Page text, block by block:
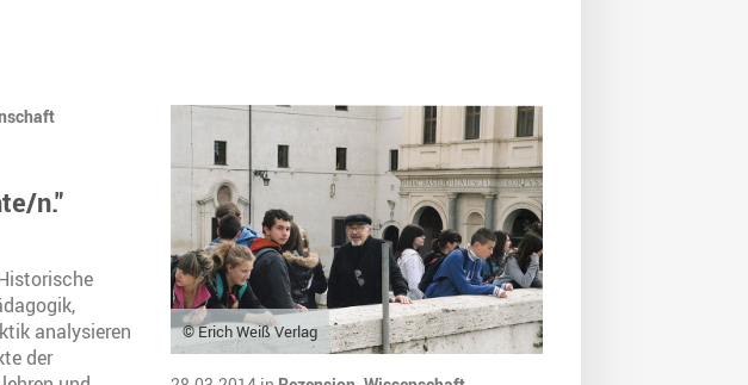
n."
analysieren
der
© Erich Weiß Verlag